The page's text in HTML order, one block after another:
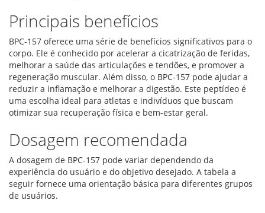
Principais benefícios
BPC-157 oferece uma série de benefícios significativos para o
corpo. Ele é conhecido por acelerar a cicatrização de feridas,
melhorar a saúde das articulações e tendões, e promover a
regeneração muscular. Além disso, o BPC-157 pode ajudar a
reduzir a inflamação e melhorar a digestão. Este peptídeo é
uma escolha ideal para atletas e indivíduos que buscam
otimizar sua recuperação física e bem-estar geral.
Dosagem recomendada
A dosagem de BPC-157 pode variar dependendo da
experiência do usuário e do objetivo desejado. A tabela a
seguir fornece uma orientação básica para diferentes grupos
de usuários.